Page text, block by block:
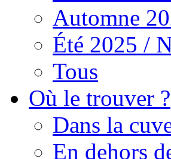
Automne
Été 2025 /
Tous
Où le trouver ?
Dans la
En dehors